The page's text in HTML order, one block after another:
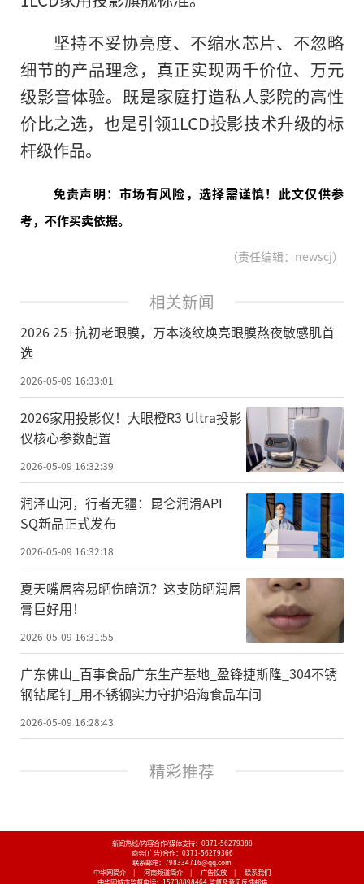
坚持不妥协亮度、不缩水芯片、不忽略
细节的产品理念，真正实现两千价位、万元
级影音体验。既是家庭打造私人影院的高性
价比之选，也是引领1LCD投影技术升级的标
杆级作品。
免责声明：市场有风险，选择需谨慎！此文仅供参
考，不作买卖依据。
（责任编辑：newscj）
相关新闻
2026 25+抗初老眼膜，万本淡纹焕亮眼膜熬夜敏感肌首
选
2026-05-09 16:33:01
2026家用投影仪！大眼橙R3 Ultra投影
仪核心参数配置
2026-05-09 16:32:39
润泽山河，行者无疆：昆仑润滑API
SQ新品正式发布
2026-05-09 16:32:18
夏天嘴唇容易晒伤暗沉？这支防晒润唇
膏巨好用！
2026-05-09 16:31:55
广东佛山_百事食品广东生产基地_盈锋捷斯隆_304不锈
钢钻尾钉_用不锈钢实力守护沿海食品车间
2026-05-09 16:28:43
精彩推荐
新闻热线/内容合作/媒体支持： 0371-56279388
商务(广告)合作： 0371-56279366
联系邮箱：798334716@qq.com
中华网简介
| 河南频道简介 | 广告投放 |
联系我们
中华网城市监督电话： 15738898464 监督及意见反馈邮箱